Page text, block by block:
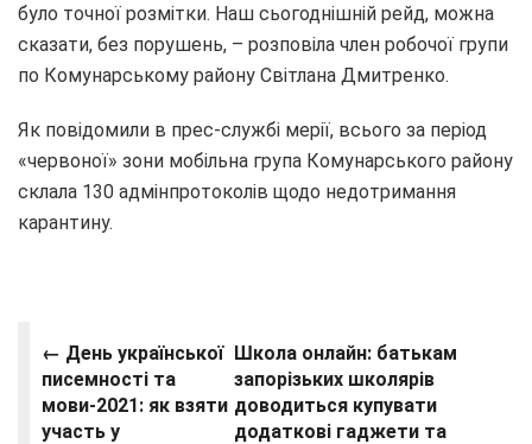
було точної розмітки. Наш сьогоднішній рейд, можна
сказати, без порушень, – розповіла член робочої групи
по Комунарському району Світлана Дмитренко.
Як повідомили в прес-службі мерії, всього за період
«червоної» зони мобільна група Комунарського району
склала 130 адмінпротоколів щодо недотримання
карантину.
← День української
писемності та
мови-2021: як взяти
участь у
Школа онлайн: батькам
запорізьких школярів
доводиться купувати
додаткові гаджети та